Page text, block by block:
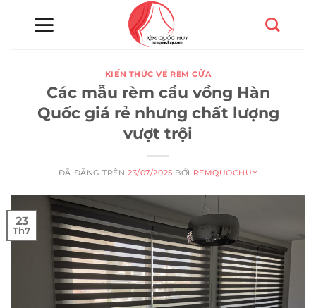
KIẾN THỨC VỀ RÈM CỬA
Các mẫu rèm cầu vồng Hàn
Quốc giá rẻ nhưng chất lượng
vượt trội
ĐÃ ĐĂNG TRÊN23/07/2025 BỞI REMQUOCHUY
23
Th7